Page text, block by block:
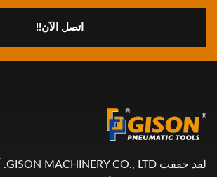
اتصل الآن!!